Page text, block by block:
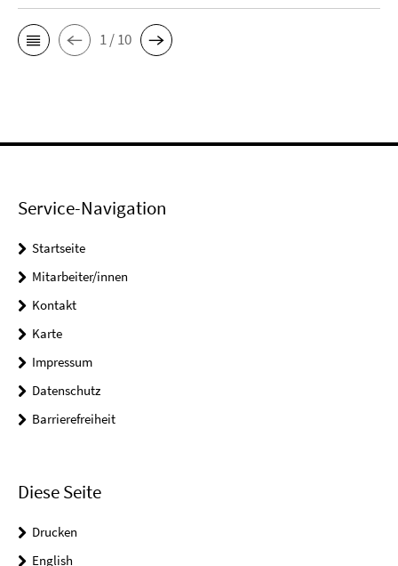
1 / 10
Service-Navigation
Startseite
Mitarbeiter/innen
Kontakt
Karte
Impressum
Datenschutz
Barrierefreiheit
Diese Seite
Drucken
English